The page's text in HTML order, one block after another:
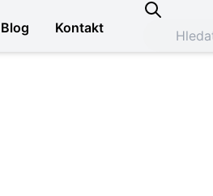
Blog Kontakt